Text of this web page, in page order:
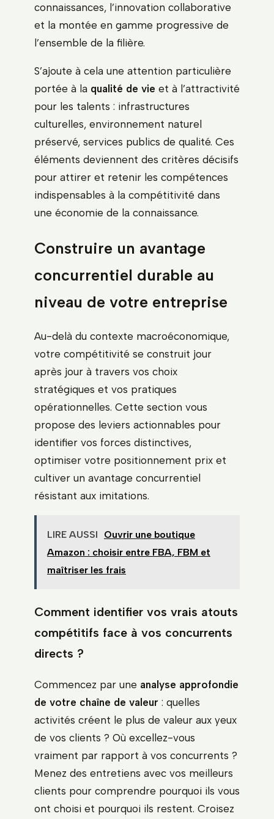
connaissances, l’innovation collaborative
et la montée en gamme progressive de
l’ensemble de la filière.
S’ajoute à cela une attention particulière
portée à la qualité de vie et à l’attractivité
pour les talents : infrastructures
culturelles, environnement naturel
préservé, services publics de qualité. Ces
éléments deviennent des critères décisifs
pour attirer et retenir les compétences
indispensables à la compétitivité dans
une économie de la connaissance.
Construire un avantage
concurrentiel durable au
niveau de votre entreprise
Au-delà du contexte macroéconomique,
votre compétitivité se construit jour
après jour à travers vos choix
stratégiques et vos pratiques
opérationnelles. Cette section vous
propose des leviers actionnables pour
identifier vos forces distinctives,
optimiser votre positionnement prix et
cultiver un avantage concurrentiel
résistant aux imitations.
LIRE AUSSI
Ouvrir une boutique
Amazon : choisir entre FBA, FBM et
maîtriser les frais
Comment identifier vos vrais atouts
compétitifs face à vos concurrents
directs ?
Commencez par une analyse approfondie
de votre chaîne de valeur : quelles
activités créent le plus de valeur aux yeux
de vos clients ? Où excellez-vous
vraiment par rapport à vos concurrents ?
Menez des entretiens avec vos meilleurs
clients pour comprendre pourquoi ils vous
ont choisi et pourquoi ils restent. Croisez